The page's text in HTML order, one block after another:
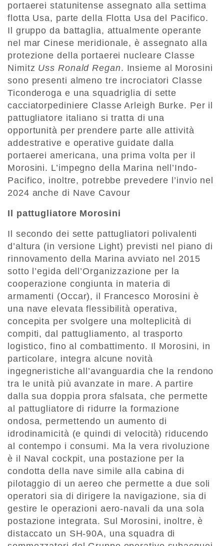
portaerei statunitense assegnato alla settima
flotta Usa, parte della Flotta Usa del Pacifico.
Il gruppo da battaglia, attualmente operante
nel mar Cinese meridionale, è assegnato alla
protezione della portaerei nucleare Classe
Nimitz Uss Ronald Regan. Insieme al Morosini
sono presenti almeno tre incrociatori Classe
Ticonderoga e una squadriglia di sette
cacciatorpediniere Classe Arleigh Burke. Per il
pattugliatore italiano si tratta di una
opportunità per prendere parte alle attività
addestrative e operative guidate dalla
portaerei americana, una prima volta per il
Morosini. L’impegno della Marina nell’Indo-
Pacifico, inoltre, potrebbe prevedere l’invio nel
2024 anche di Nave Cavour
Il pattugliatore Morosini
Il secondo dei sette pattugliatori polivalenti
d’altura (in versione Light) previsti nel piano di
rinnovamento della Marina avviato nel 2015
sotto l’egida dell’Organizzazione per la
cooperazione congiunta in materia di
armamenti (Occar), il Francesco Morosini è
una nave elevata flessibilità operativa,
concepita per svolgere una molteplicità di
compiti, dal pattugliamento, al trasporto
logistico, fino al combattimento. Il Morosini, in
particolare, integra alcune novità
ingegneristiche all’avanguardia che la rendono
tra le unità più avanzate in mare. A partire
dalla sua doppia prora sfalsata, che permette
al pattugliatore di ridurre la formazione
ondosa, permettendo un aumento di
idrodinamicità (e quindi di velocità) riducendo
al contempo i consumi. Ma la vera rivoluzione
è il Naval cockpit, una postazione per la
condotta della nave simile alla cabina di
pilotaggio di un aereo che permette a due soli
operatori sia di dirigere la navigazione, sia di
gestire le operazioni aero-navali da una sola
postazione integrata. Sul Morosini, inoltre, è
distaccato un SH-90A, una squadra di